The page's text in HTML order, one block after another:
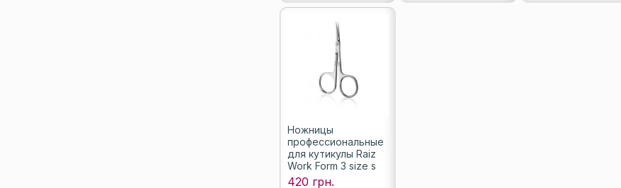
Ножницы
профессиональные
для кутикулы Raiz
Work Form 3 size s
(SW-3/S)
420 грн.